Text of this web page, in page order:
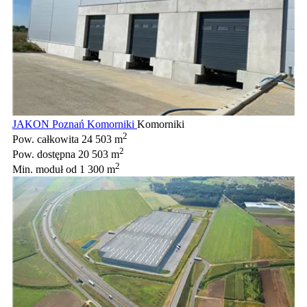
JAKON Poznań Komorniki Komorniki
Pow. całkowita 24 503 m2
Pow. dostępna 20 503 m2
Min. modułod 1 300 m2